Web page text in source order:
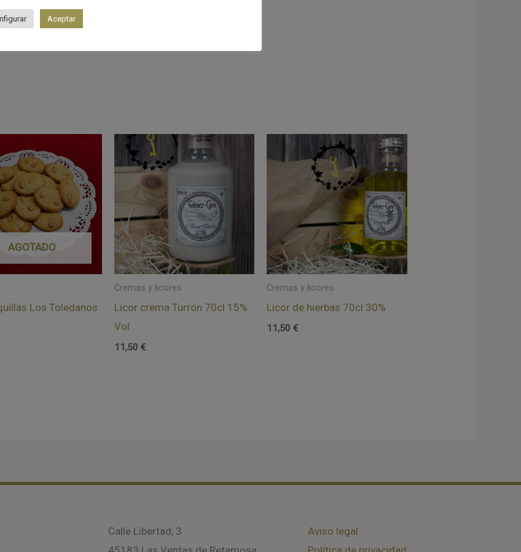
caramelizadas.
AGOTADO
Los Toledanos
Cremas y licores
Licor crema Turrón 70cl 15%
Vol
11,50 €
Cremas y licores
Licor de hierbas 70cl 30%
11,50€
Calle Libertad, 3
Aviso legal
Aceptar